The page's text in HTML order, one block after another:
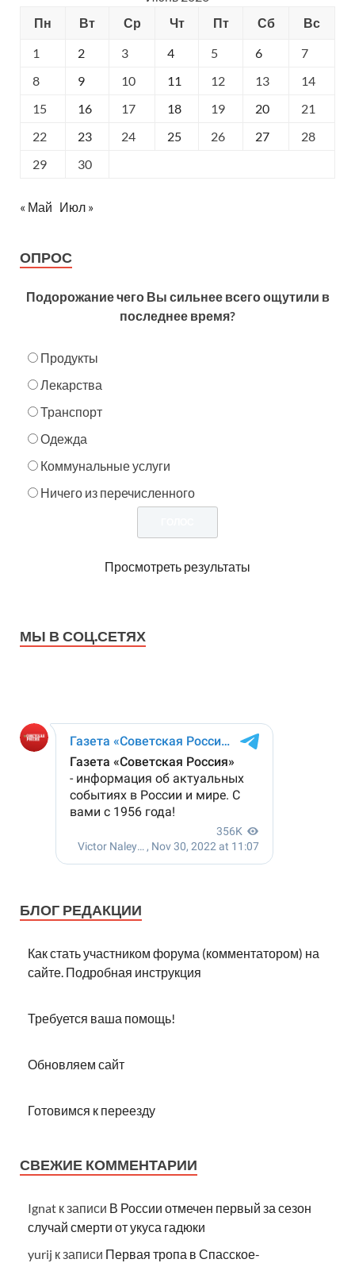
Пн
Вт Ср Чт Пт Сб
Вс
1
2 3 4 5 6
7
8
9 10 11 12 13
14
15
16 17 18 19 20
21
22
23 24 25 26 27
28
29
30
« Май Июл »
ОПРОС
Подорожание чего Вы сильнее всего ощутили в
последнее время?
Продукты
Лекарства
Транспорт
Одежда
Коммунальные услуги
Ничего из перечисленного
Просмотреть результаты
МЫ В СОЦ.СЕТЯХ
БЛОГ РЕДАКЦИИ
Как стать участником форума (комментатором) на
сайте. Подробная инструкция
Требуется ваша помощь!
Обновляем сайт
Готовимся к переезду
СВЕЖИЕ КОММЕНТАРИИ
Ignat к записи В России отмечен первый за сезон
случай смерти от укуса гадюки
yurij к записи Первая тропа в Спасское-